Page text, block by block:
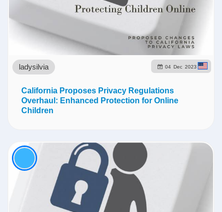
04 Dec 2023
ladysilvia
California Proposes Privacy Regulations
Overhaul: Enhanced Protection for Online
Children